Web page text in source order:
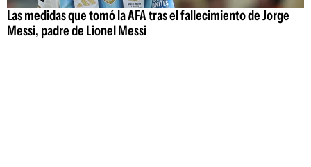
Las medidas que tomó la AFA tras el fallecimiento de Jorge
Messi, padre de Lionel Messi